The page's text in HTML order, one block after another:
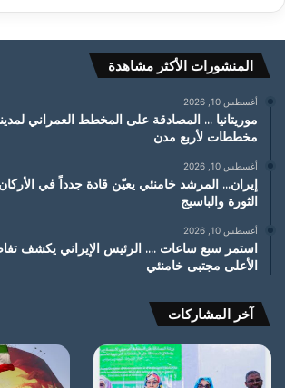
المنشورات الأكثر مشاهدة
أغسطس 10, 2026
موريتانيا … المصادقة على المخطط العمراني
مخططات لأربع مدن
أغسطس 10, 2026
إيران… المرشد خامنئي يعيّن قادة جدداً في
الثورة والباسيج
أغسطس 10, 2026
استمر سبع ساعات …. الرئيس الإيراني يكشف
الأعلى مجتبى خامنئي
آخر المشاركات